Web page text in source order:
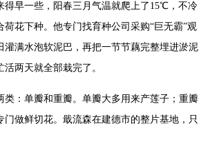
得早一些，阳春三月气温就爬上了15℃，不冷
荷花下种。他专门找育种公司采购“巨无霸”观
灌满水泡软泥巴，再把一节节藕完整埋进淤泥
两天就全部栽完了。
类：单瓣和重瓣。单瓣大多用来产莲子；重瓣
门做鲜切花。戢流森在建德市的整片基地，只